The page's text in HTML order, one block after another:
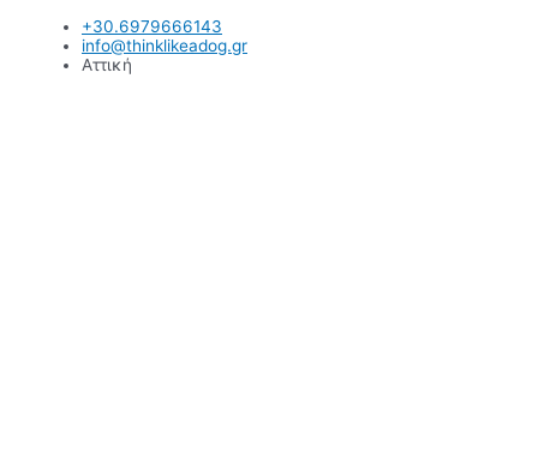
Μετάβαση
περιεχόμενο
+30.6979666143
info@thinklikeadog.gr
Αττική